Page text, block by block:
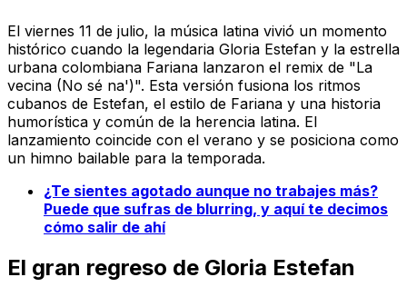
El viernes 11 de julio, la música latina vivió un momento
histórico cuando la legendaria Gloria Estefan y la estrella
urbana colombiana Fariana lanzaron el remix de "La
vecina (No sé na')". Esta versión fusiona los ritmos
cubanos de Estefan, el estilo de Fariana y una historia
humorística y común de la herencia latina. El
lanzamiento coincide con el verano y se posiciona como
un himno bailable para la temporada.
¿Te sientes agotado aunque no trabajes más?
Puede que sufras de blurring, y aquí te decimos
cómo salir de ahí
El gran regreso de Gloria Estefan